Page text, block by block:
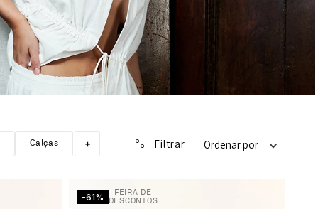
Calças + Filtrar Ordenar por
-61%
FEIRA DE
DESCONTOS